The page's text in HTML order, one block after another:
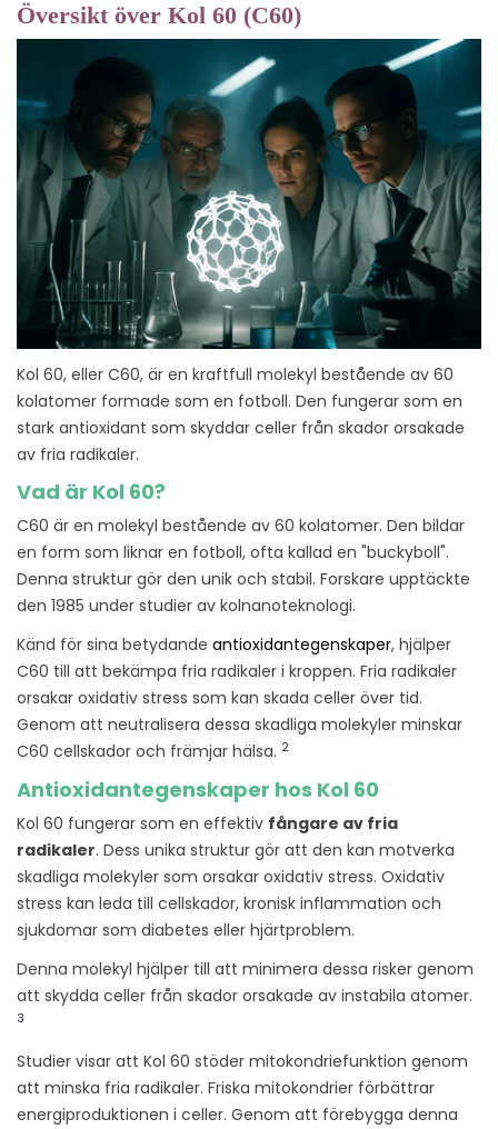
Översikt över Kol 60 (C60)
Kol 60, eller C60, är en kraftfull molekyl bestående av 60
kolatomer formade som en fotboll. Den fungerar som en
stark antioxidant som skyddar celler från skador orsakade
av fria radikaler.
Vad är Kol 60?
C60 är en molekyl bestående av 60 kolatomer. Den bildar
en form som liknar en fotboll, ofta kallad en "buckyboll".
Denna struktur gör den unik och stabil. Forskare upptäckte
den 1985 under studier av kolnanoteknologi.
Känd för sina betydande antioxidantegenskaper, hjälper
C60 till att bekämpa fria radikaler i kroppen. Fria radikaler
orsakar oxidativ stress som kan skada celler över tid.
Genom att neutralisera dessa skadliga molekyler minskar
C60 cellskador och främjar hälsa. 2
Antioxidantegenskaper hos Kol 60
Kol 60 fungerar som en effektiv fångare av fria
radikaler. Dess unika struktur gör att den kan motverka
skadliga molekyler som orsakar oxidativ stress. Oxidativ
stress kan leda till cellskador, kronisk inflammation och
sjukdomar som diabetes eller hjärtproblem.
Denna molekyl hjälper till att minimera dessa risker genom
att skydda celler från skador orsakade av instabila atomer.
3
Studier visar att Kol 60 stöder mitokondriefunktion genom
att minska fria radikaler. Friska mitokondrier förbättrar
energiproduktionen i celler. Genom att förebygga denna